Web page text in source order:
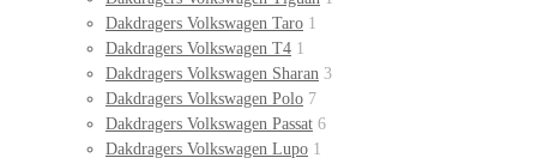
Dakdragers Volkswagen Taro 1
Dakdragers Volkswagen T4 1
Dakdragers Volkswagen Sharan 3
Dakdragers Volkswagen Polo 7
Dakdragers Volkswagen Passat 6
Dakdragers Volkswagen Lupo 1